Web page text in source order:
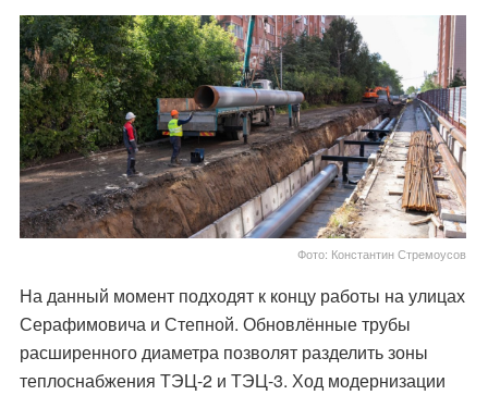
Фото: Константин Стремоусов
На данный момент подходят к концу работы на улицах
Серафимовича и Степной. Обновлённые трубы
расширенного диаметра позволят разделить зоны
теплоснабжения ТЭЦ-2 и ТЭЦ-3. Ход модернизации